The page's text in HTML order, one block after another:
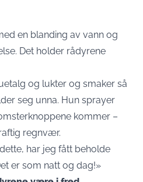
en blanding av vann og
Det holder rådyrene
og lukter og smaker så
seg unna. Hun sprayer
kommer –
regnvær.
har jeg fått beholde
er som natt og dag!»